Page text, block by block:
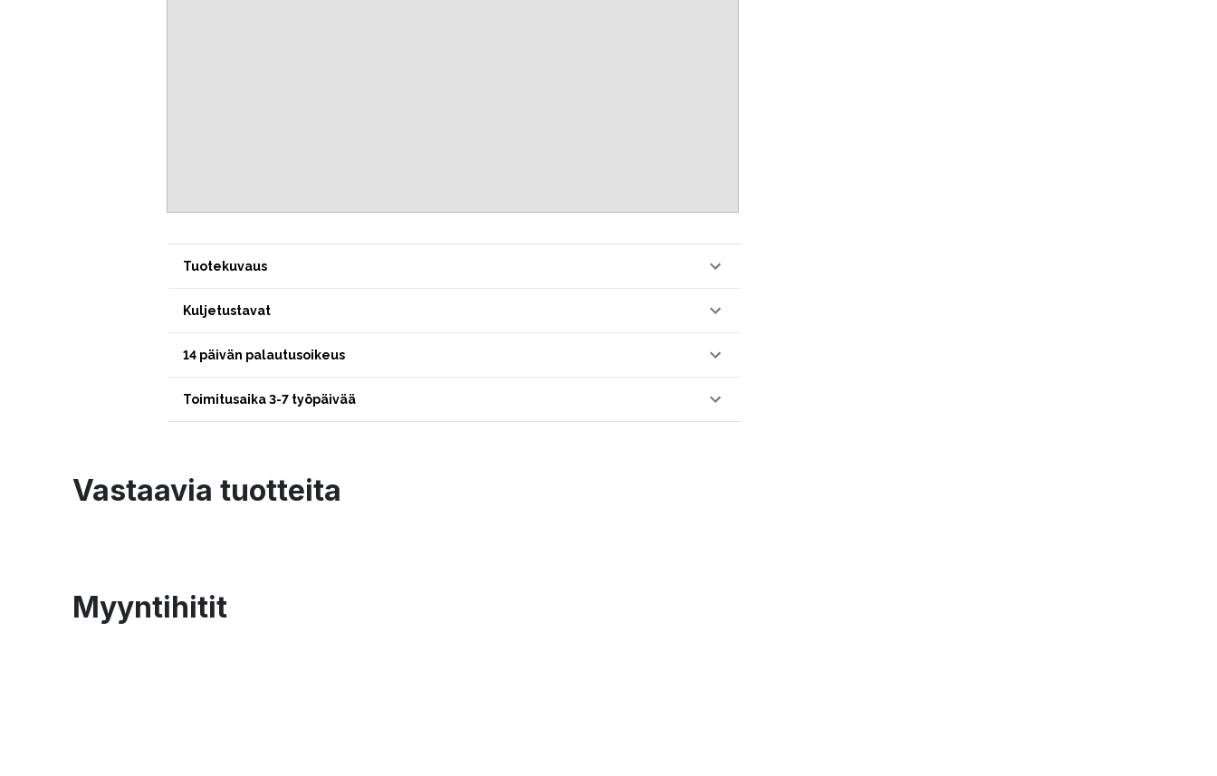
Tuotekuvaus
Kuljetustavat
14 päivän palautusoikeus
Toimitusaika 3-7 työpäivää
Vastaavia tuotteita
Myyntihitit